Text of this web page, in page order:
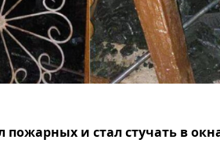
и стал стучать в